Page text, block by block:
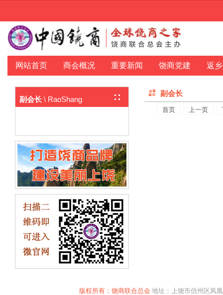
网站首页 商会概况 重要新闻 饶商党建 返
副会长 \ RaoShang
副会长
首页 上一页
版权所有：饶商联合总会 地址：上饶市信州区凤